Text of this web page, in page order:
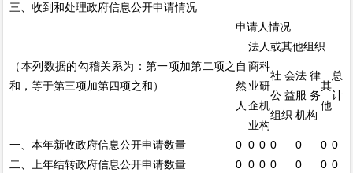
三、收到和处理政府信息公开申请情况
（本列数据的勾稽关系为：第一项加第二项之
和，等于第三项加第四项之和）
申请人情况
自
然
人
法人或其他组织
总
计
商
业
企
业
科
研
机
构
社会
公益
组织
法律
服务
机构
其
他
一、本年新收政府信息公开申请数量 0 0 0 0 0 0 0
二、上年结转政府信息公开申请数量
0 0 0 0 0 0 0